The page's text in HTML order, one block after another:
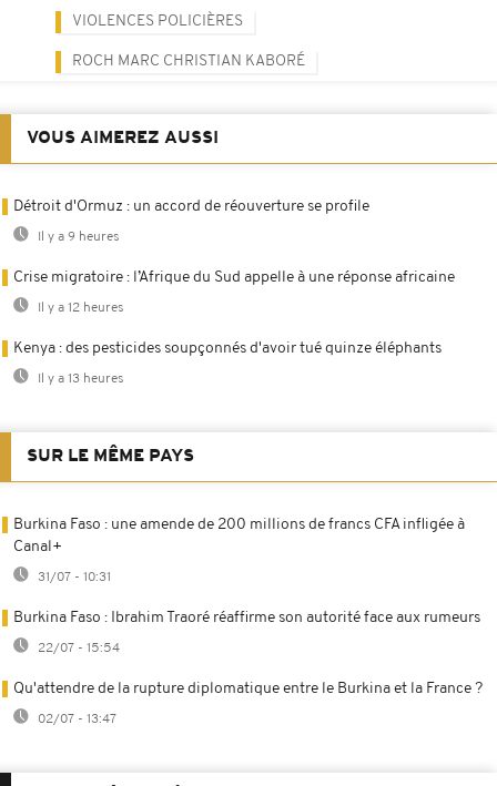
VIOLENCES POLICIÈRES
ROCH MARC CHRISTIAN KABORÉ
VOUS AIMEREZ AUSSI
Détroit d'Ormuz : un accord de réouverture se profile
Il y a 9 heures
Crise migratoire : l’Afrique du Sud appelle à une réponse africaine
Il y a 12 heures
Kenya : des pesticides soupçonnés d'avoir tué quinze éléphants
Il y a 13 heures
SUR LE MÊME PAYS
Burkina Faso : une amende de 200 millions de francs CFA infligée à
Canal+
31/07 - 10:31
Burkina Faso : Ibrahim Traoré réaffirme son autorité face aux rumeurs
22/07 - 15:54
Qu'attendre de la rupture diplomatique entre le Burkina et la France ?
02/07 - 13:47